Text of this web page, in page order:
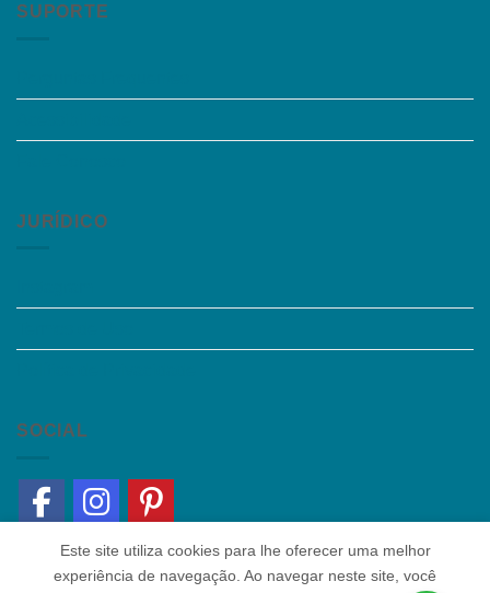
SUPORTE
JURÍDICO
SOCIAL
Este site utiliza cookies para lhe oferecer uma melhor
experiência de navegação. Ao navegar neste site, você